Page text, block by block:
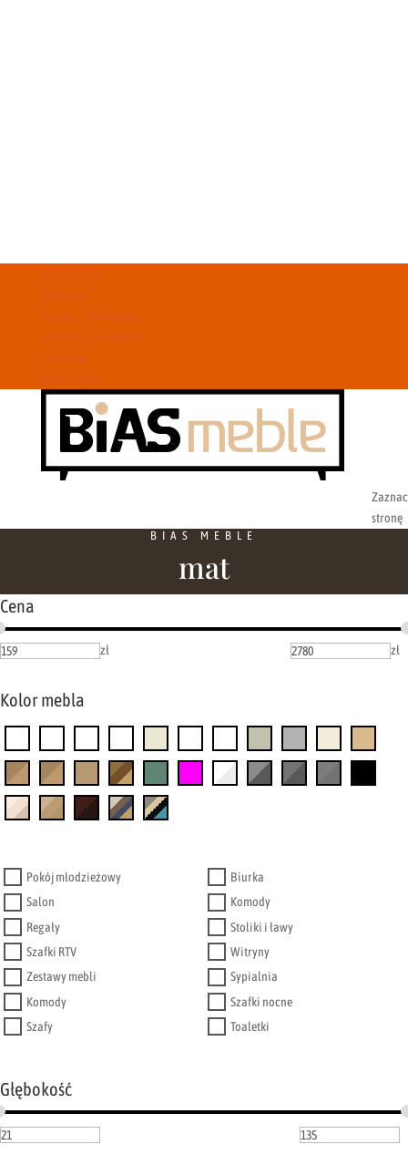
Regulamin
Dostawa
Zwroty i Reklamacje
Polityka prywatności
Ulubione
Moje konto
stronę
BIAS MEBLE
mat
Cena
zł zł
Kolor mebla
Pokój młodzieżowy
Biurka
Salon
Komody
Regały
Stoliki i ławy
Szafki RTV
Witryny
Zestawy mebli
Sypialnia
Komody
Szafki nocne
Szafy
Toaletki
Głębokość